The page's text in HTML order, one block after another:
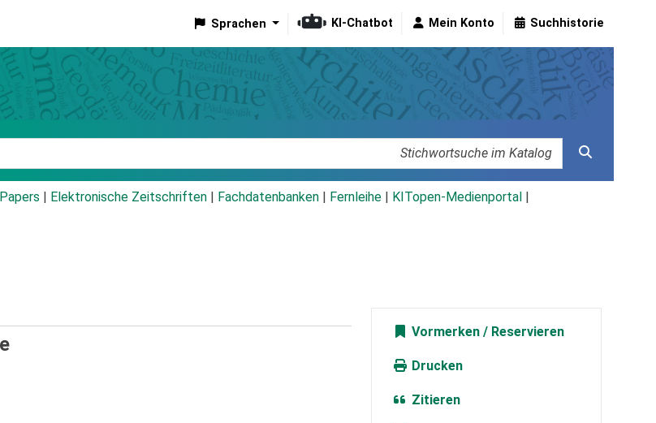
Sprachen KI-Chatbot Mein Konto Suchhistorie
Elektronische Zeitschriften Fachdatenbanken Fernleihe KITopen-Medienportal
Vormerken
Drucken
Zitieren